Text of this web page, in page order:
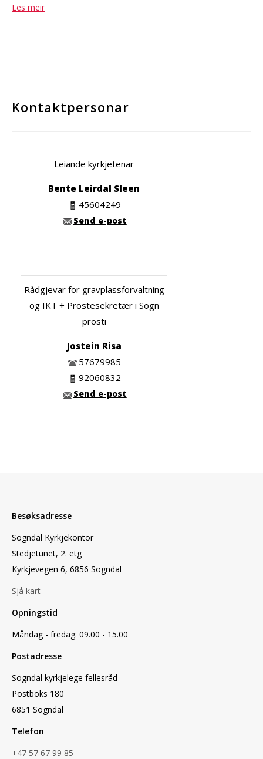
Les meir
Kontaktpersonar
Leiande kyrkjetenar
Bente Leirdal Sleen
45604249
Send e-post
Rådgjevar for gravplassforvaltning
og IKT + Prostesekretær i Sogn
prosti
Jostein Risa
57679985
92060832
Send e-post
Besøksadresse
Sogndal Kyrkjekontor
Stedjetunet, 2. etg
Kyrkjevegen 6, 6856 Sogndal
Sjå kart
Opningstid
Måndag - fredag: 09.00 - 15.00
Postadresse
Sogndal kyrkjelege fellesråd
Postboks 180
6851 Sogndal
Telefon
+47 57 67 99 85